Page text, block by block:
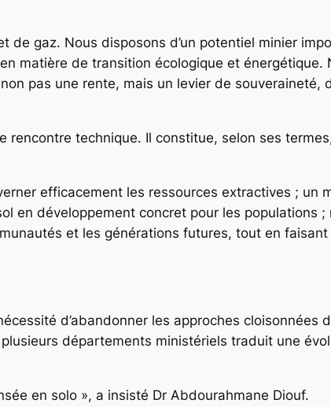
gaz. Nous disposons d’un potentiel minier
matière de transition écologique et énergétique.
pas une rente, mais un levier de souveraineté,
rencontre technique. Il constitue, selon ses
efficacement les ressources extractives ; un
en développement concret pour les populations
et les générations futures, tout en
d’abandonner les approches cloisonnées
départements ministériels traduit une
en solo », a insisté Dr Abdourahmane Diouf.